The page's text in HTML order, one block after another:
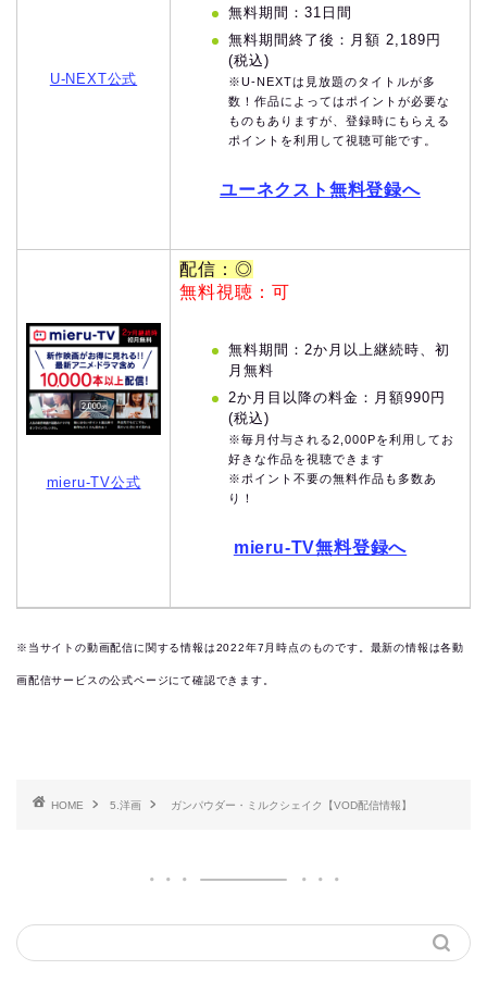
U-NEXT公式
無料期間：31日間
無料期間終了後：月額 2,189円
(税込)
※U-NEXTは見放題のタイトルが多
数！作品によってはポイントが必要な
ものもありますが、登録時にもらえる
ポイントを利用して視聴可能です。
ユーネクスト無料登録へ
mieru-TV公式
配信：◎
無料視聴：可
無料期間：2か月以上継続時、初
月無料
2か月目以降の料金：月額990円
(税込)
※毎月付与される2,000Pを利用してお
好きな作品を視聴できます
※ポイント不要の無料作品も多数あ
り！
mieru-TV無料登録へ
※当サイトの動画配信に関する情報は2022年7月時点のものです。最新の情報は各動
画配信サービスの公式ページにて確認できます。
HOME 5.洋画 ガンパウダー・ミルクシェイク【VOD配信情報】